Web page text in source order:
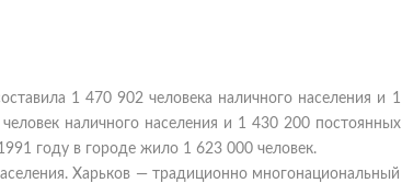
1 470 902 человека наличного населения и 1
наличного населения и 1 430 200 постоянных
году в городе жило 1 623 000 человек.
Харьков — традиционно многонациональный